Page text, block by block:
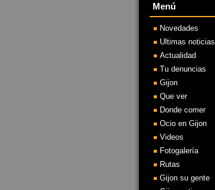
Menú
Novedades
Ultimas noticias
Actualidad
Tu denuncias
Gijon
Que ver
Donde comer
Ocio en Gijon
Videos
Fotogalería
Rutas
Gijon su gente